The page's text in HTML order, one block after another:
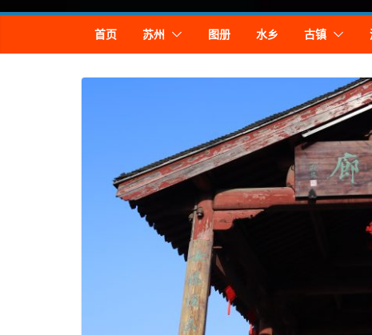
首页 苏州 图册 水乡 古镇